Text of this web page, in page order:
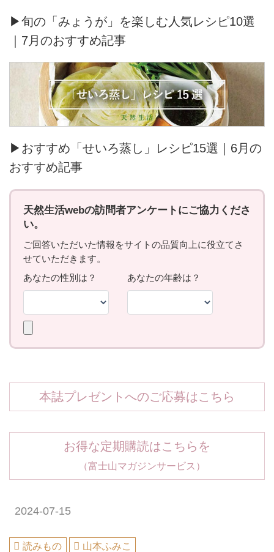
▶旬の「みょうが」を楽しむ人気レシピ10選
｜7月のおすすめ記事
▶おすすめ「せいろ蒸し」レシピ15選｜6月の
おすすめ記事
本誌プレゼントへのご応募はこちら
お得な定期購読はこちらを
（富士山マガジンサービス）
2024-07-15
読みもの 山本ふみこ